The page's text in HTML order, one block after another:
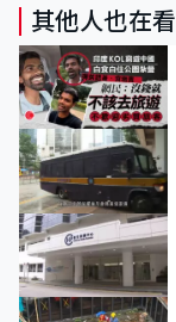
其他人也在看